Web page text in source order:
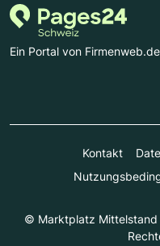
Ein Portal von Firmenweb.de
Kontakt
© Marktplatz Mittelstand